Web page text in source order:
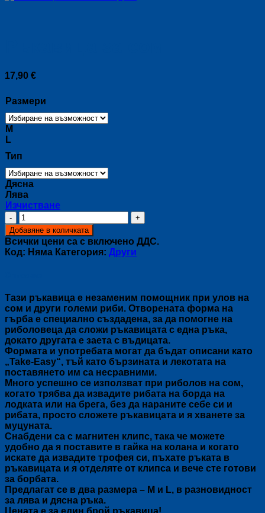
17,90 €
Размери
M
L
Тип
Дясна
Лява
Изчистване
количество
за
Ръкавица
за
сом
Добавяне в количката
Всички цени са с включено ДДС.
Код: Няма Категория: Други
Тази ръкавица е незаменим помощник при улов на
сом и други големи риби. Отворената форма на
гърба е специално създадена, за да помогне на
риболовеца да сложи ръкавицата с една ръка,
докато другата е заета с въдицата.
Формата и употребата могат да бъдат описани като
„Take-Easy“, тъй като бързината и лекотата на
поставянето им са несравними.
Много успешно се използват при риболов на сом,
когато трябва да извадите рибата на борда на
лодката или на брега, без да нараните себе си и
рибата, просто сложете ръкавицата и я хванете за
муцуната.
Снабдени са с магнитен клипс, така че можете
удобно да я поставите в гайка на колана и когато
искате да извадите трофея си, пъхате ръката в
ръкавицата и я отделяте от клипса и вече сте готови
за борбата.
Предлагат се в два размера – M и L, в разновидност
за лява и дясна ръка.